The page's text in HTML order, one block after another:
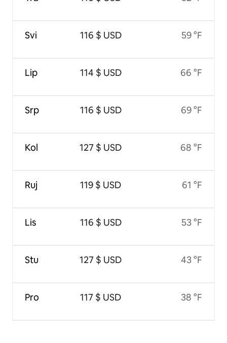
Svi
Lip
Srp
Kol
Ruj
Lis
Stu
Pro
116 $ USD
114 $ USD
116 $ USD
127 $ USD
119 $ USD
116 $ USD
127 $ USD
117 $ USD
59 °F
66 °F
69 °F
68 °F
61 °F
53 °F
43 °F
38 °F